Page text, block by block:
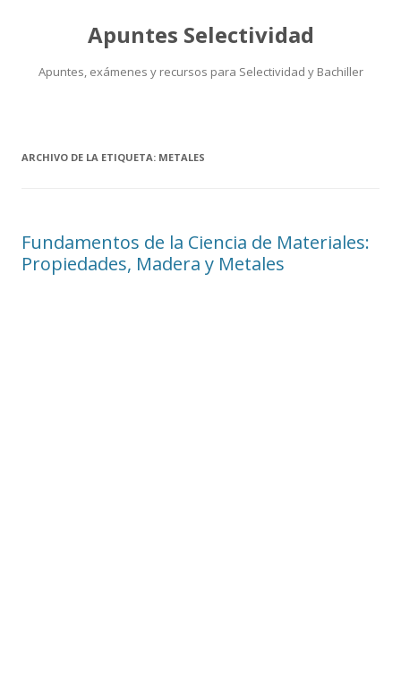
Apuntes Selectividad
Apuntes, exámenes y recursos para Selectividad y Bachiller
ARCHIVO DE LA ETIQUETA: METALES
Fundamentos de la Ciencia de Materiales:
Propiedades, Madera y Metales